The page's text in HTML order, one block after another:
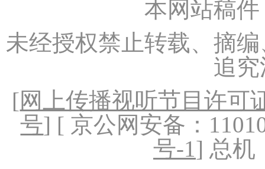
本网站稿
未经授权禁止转载、摘
追
[网上传播视听节目许可
号] [ 京公网安备：
号-1] 总机